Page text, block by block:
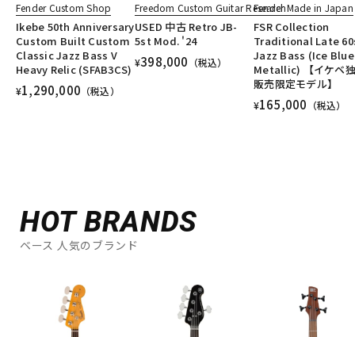
Fender Custom Shop
Ikebe 50th Anniversary
Custom Built Custom
Classic Jazz Bass V
Heavy Relic (SFAB3CS)
¥1,290,000 （税込）
Freedom Custom Guitar Research
USED 中古 Retro JB-
5st Mod. '24
¥398,000 （税込）
Fender Made in Japan
FSR Collection
Traditional Late
Jazz Bass (Ice Blue
Metallic) 【イケベ
販売限定モデル】
¥165,000 （税込）
HOT BRANDS
ベース 人気のブランド